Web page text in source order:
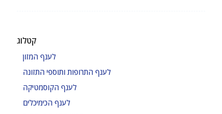
קטלוג
לענף המזון
לענף התרופות ותוספי התזונה
לענף הקוסמטיקה
לענף הכימיכלים